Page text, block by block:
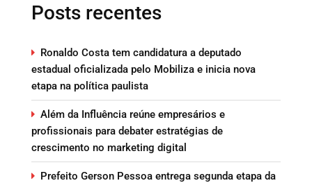
Posts recentes
Ronaldo Costa tem candidatura a deputado
estadual oficializada pelo Mobiliza e inicia nova
etapa na política paulista
Além da Influência reúne empresários e
profissionais para debater estratégias de
crescimento no marketing digital
Prefeito Gerson Pessoa entrega segunda etapa da